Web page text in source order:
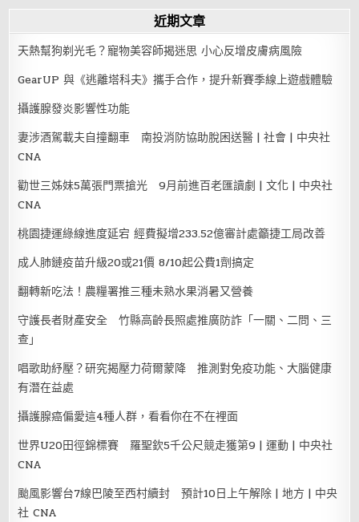
近期文章
天熱幫狗剃光毛？寵物美容師揭迷思 小心反增皮膚病風險
GearUP 與《逃離塔科夫》攜手合作，提升新賽季線上遊戲體驗
攝護腺發炎影響性功能
妻涉酒駕載夫自撞翻車 南投消防協助脫困送醫 | 社會 | 中央社
CNA
勸世三姊妹5萬張門票搶光 9月前進百老匯讀劇 | 文化 | 中央社
CNA
桃園捷運綠線進度延宕 經費擬增233.52億審計處籲捷工局改善
成人肺鏈疫苗升級20或21價 8/10起公費1劑搞定
翻轉新吃法！農糧署推三種未熟水果消暑又營養
守護長者財產安全 竹縣高齡長照處推廣防詐「一關、二問、三
查」
唱歌助紓壓？研究揭壓力荷爾蒙降 推測對免疫功能、大腦健康
有潛在益處
攝護腺癌偏愛這4種人群，看看你在不在裡面
世界U20田徑錦標賽 羅聖欽5千公尺競走獲第9 | 運動 | 中央社
CNA
颱風影響台7線巴陵至西村續封 預計10日上午解除 | 地方 | 中央
社 CNA